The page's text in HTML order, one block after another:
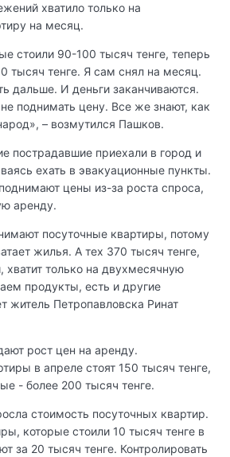
хватило только на
на месяц.
стоили 90-100 тысяч тенге, теперь
тысяч тенге. Я сам снял на месяц.
дальше. И деньги заканчиваются.
поднимать цену. Все же знают, как
– возмутился Пашков.
пострадавшие приехали в город и
ехать в эвакуационные пункты.
цены из-за роста спроса,
аренду.
посуточные квартиры, потому
жилья. А тех 370 тысяч тенге,
хватит только на двухмесячную
продукты, есть и другие
житель Петропавловска Ринат
рост цен на аренду.
в апреле стоят 150 тысяч тенге,
- более 200 тысяч тенге.
стоимость посуточных квартир.
которые стоили 10 тысяч тенге в
за 20 тысяч тенге. Контролировать